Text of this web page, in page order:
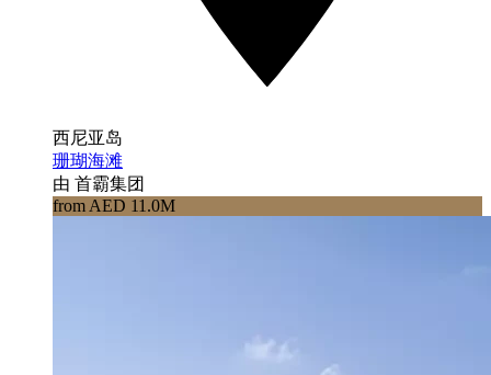
西尼亚岛
珊瑚海滩
由 首霸集团
from AED 11.0M